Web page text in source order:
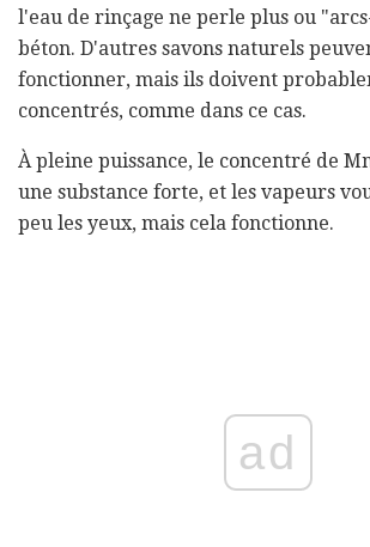
l'eau de rinçage ne perle plus ou
béton. D'autres savons naturels
fonctionner, mais ils doivent
concentrés, comme dans ce cas.
À pleine puissance, le concentré de
une substance forte, et les vapeurs
peu les yeux, mais cela fonctionne.
ad